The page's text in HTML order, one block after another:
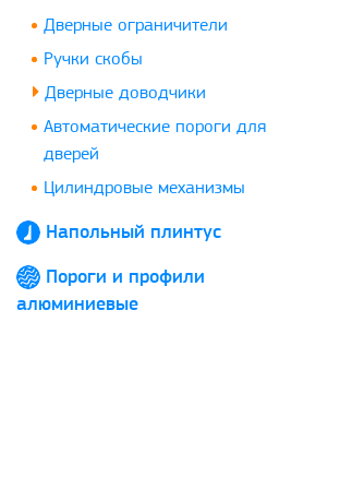
Дверные ограничители
Ручки скобы
Дверные доводчики
Автоматические пороги для
дверей
Цилиндровые механизмы
Напольный плинтус
Пороги и профили
алюминиевые